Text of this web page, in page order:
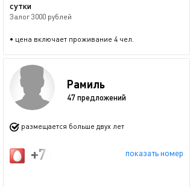
сутки
Залог 3000 рублей
• цена включает проживание 4 чел.
Рамиль
47 предложений
размещается больше двух лет
показать номер
+7 (917) 914-57-73